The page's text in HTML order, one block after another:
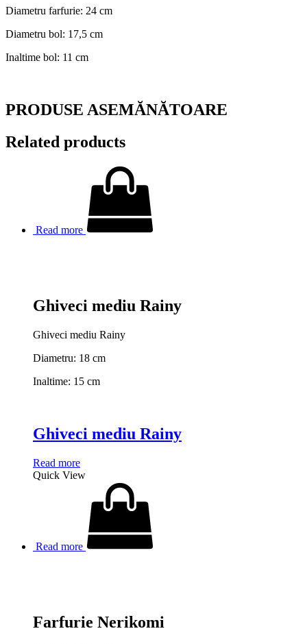
Diametru farfurie: 24 cm
Diametru bol: 17,5 cm
Inaltime bol: 11 cm
PRODUSE ASEMĂNĂTOARE
Related products
Read more
Ghiveci mediu Rainy
Ghiveci mediu Rainy
Diametru: 18 cm
Inaltime: 15 cm
Ghiveci mediu Rainy
Read more
Quick View
Read more
Farfurie Nerikomi